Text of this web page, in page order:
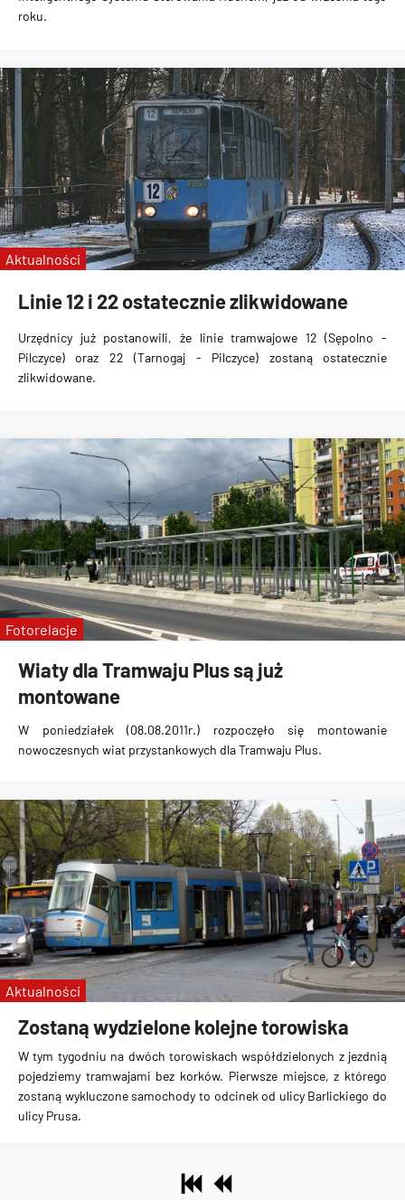
roku.
Linie 12 i 22 ostatecznie zlikwidowane
Urzędnicy już postanowili, że linie tramwajowe 12 (Sępolno -
Pilczyce) oraz 22 (Tarnogaj - Pilczyce) zostaną ostatecznie
zlikwidowane.
Aktualności
Wiaty dla Tramwaju Plus są już
montowane
W poniedziałek (08.08.2011r.) rozpoczęło się montowanie
nowoczesnych wiat przystankowych dla Tramwaju Plus.
Fotorelacje
Zostaną wydzielone kolejne torowiska
W tym tygodniu na dwóch torowiskach współdzielonych z jezdnią
pojedziemy tramwajami bez korków. Pierwsze miejsce, z którego
zostaną wykluczone samochody to odcinekod ulicy Barlickiego do
ulicy Prusa.
Aktualności